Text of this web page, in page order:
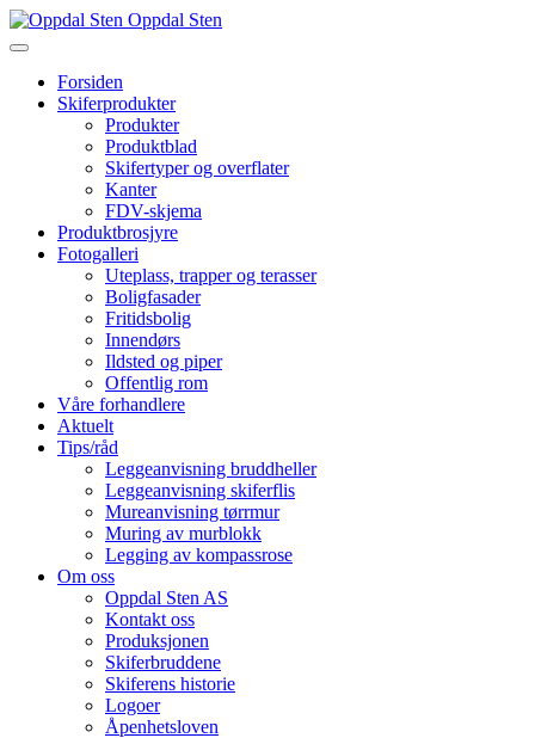
Oppdal Sten
Forsiden
Skiferprodukter
Produkter
Produktblad
Skifertyper og overflater
Kanter
FDV-skjema
Produktbrosjyre
Fotogalleri
Uteplass, trapper og terasser
Boligfasader
Fritidsbolig
Innendørs
Ildsted og piper
Offentlig rom
Våre forhandlere
Aktuelt
Tips/råd
Leggeanvisning bruddheller
Leggeanvisning skiferflis
Mureanvisning tørrmur
Muring av murblokk
Legging av kompassrose
Om oss
Oppdal Sten AS
Kontakt oss
Produksjonen
Skiferbruddene
Skiferens historie
Logoer
Åpenhetsloven